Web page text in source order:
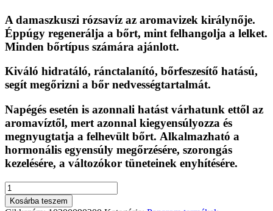
A damaszkuszi rózsavíz az aromavizek királynője.
Éppúgy regenerálja a bőrt, mint felhangolja a lelket.
Minden bőrtípus számára ajánlott.
Kiváló hidratáló, ránctalanító, bőrfeszesítő hatású,
segít megőrizni a bőr nedvességtartalmát.
Napégés esetén is azonnali hatást várhatunk ettől az
aromavíztől, mert azonnal kiegyensúlyozza és
megnyugtatja a felhevült bőrt. Alkalmazható a
hormonális egyensúly megőrzésére, szorongás
kezelésére, a változókor tüneteinek enyhítésére.
Damaszkuszi
rózsa
aromavíz
Kosárba teszem